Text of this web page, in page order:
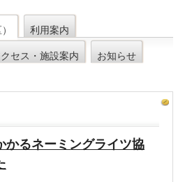
利用案内
セス・施設案内
お知らせ
かるネーミングライツ協